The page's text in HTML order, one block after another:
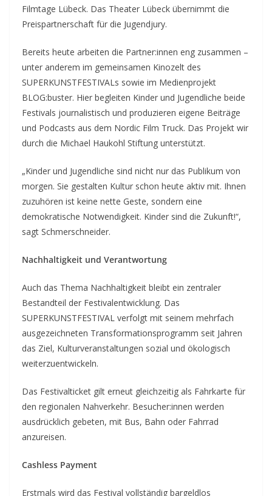
Filmtage Lübeck. Das Theater Lübeck übernimmt die
Preispartnerschaft für die Jugendjury.
Bereits heute arbeiten die Partner:innen eng zusammen –
unter anderem im gemeinsamen Kinozelt des
SUPERKUNSTFESTIVALs sowie im Medienprojekt
BLOG:buster. Hier begleiten Kinder und Jugendliche beide
Festivals journalistisch und produzieren eigene Beiträge
und Podcasts aus dem Nordic Film Truck. Das Projekt wir
durch die Michael Haukohl Stiftung unterstützt.
„Kinder und Jugendliche sind nicht nur das Publikum von
morgen. Sie gestalten Kultur schon heute aktiv mit. Ihnen
zuzuhören ist keine nette Geste, sondern eine
demokratische Notwendigkeit. Kinder sind die Zukunft!“,
sagt Schmerschneider.
Nachhaltigkeit und Verantwortung
Auch das Thema Nachhaltigkeit bleibt ein zentraler
Bestandteil der Festivalentwicklung. Das
SUPERKUNSTFESTIVAL verfolgt mit seinem mehrfach
ausgezeichneten Transformationsprogramm seit Jahren
das Ziel, Kulturveranstaltungen sozial und ökologisch
weiterzuentwickeln.
Das Festivalticket gilt erneut gleichzeitig als Fahrkarte für
den regionalen Nahverkehr. Besucher:innen werden
ausdrücklich gebeten, mit Bus, Bahn oder Fahrrad
anzureisen.
Cashless Payment
Erstmals wird das Festival vollständig bargeldlos